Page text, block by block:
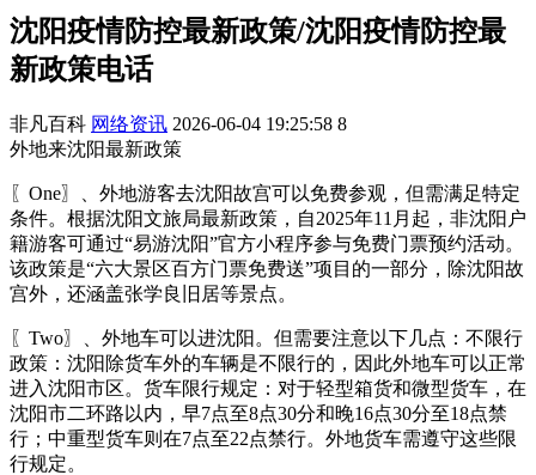
沈阳疫情防控最新政策/沈阳疫情防控最
新政策电话
非凡百科 网络资讯 2026-06-04 19:25:58 8
外地来沈阳最新政策
〖One〗、外地游客去沈阳故宫可以免费参观，但需满足特定
条件。根据沈阳文旅局最新政策，自2025年11月起，非沈阳户
籍游客可通过“易游沈阳”官方小程序参与免费门票预约活动。
该政策是“六大景区百方门票免费送”项目的一部分，除沈阳故
宫外，还涵盖张学良旧居等景点。
〖Two〗、外地车可以进沈阳。但需要注意以下几点：不限行
政策：沈阳除货车外的车辆是不限行的，因此外地车可以正常
进入沈阳市区。货车限行规定：对于轻型箱货和微型货车，在
沈阳市二环路以内，早7点至8点30分和晚16点30分至18点禁
行；中重型货车则在7点至22点禁行。外地货车需遵守这些限
行规定。